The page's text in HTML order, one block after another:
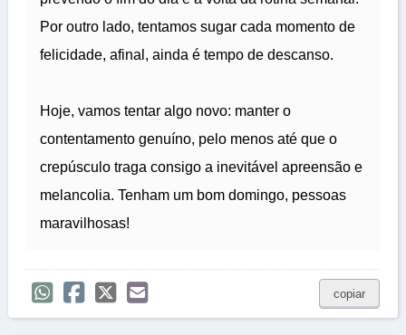
Por outro lado, tentamos sugar cada momento de
felicidade, afinal, ainda é tempo de descanso.
Hoje, vamos tentar algo novo: manter o
contentamento genuíno, pelo menos até que o
crepúsculo traga consigo a inevitável apreensão e
melancolia. Tenham um bom domingo, pessoas
maravilhosas!
copiar